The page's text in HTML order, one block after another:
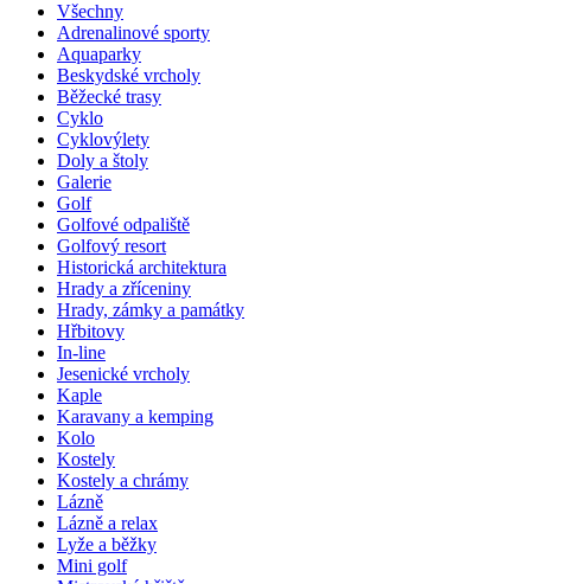
Všechny
Adrenalinové sporty
Aquaparky
Beskydské vrcholy
Běžecké trasy
Cyklo
Cyklovýlety
Doly a štoly
Galerie
Golf
Golfové odpaliště
Golfový resort
Historická architektura
Hrady a zříceniny
Hrady, zámky a památky
Hřbitovy
In-line
Jesenické vrcholy
Kaple
Karavany a kemping
Kolo
Kostely
Kostely a chrámy
Lázně
Lázně a relax
Lyže a běžky
Mini golf